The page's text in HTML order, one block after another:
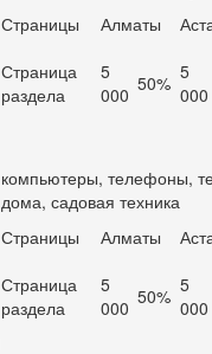
Страницы Алматы
Страница
раздела
5
000 50% 5
000
компьютеры, телефоны,
дома, садовая техника
Страницы Алматы
Страница
раздела
5
000 50% 5
000